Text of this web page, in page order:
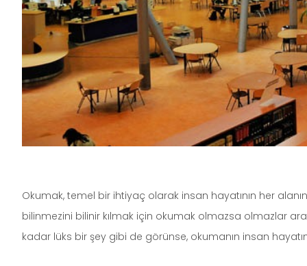
Okumak, temel bir ihtiyaç olarak insan hayatının her
bilinmezini bilinir kılmak için okumak olmazsa olmazlar
kadar lüks bir şey gibi de görünse, okumanın insan